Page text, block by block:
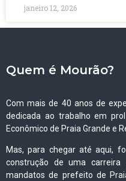
janeiro 12, 2026
Quem é Mourão?
Com mais de 40 anos de
dedicada ao trabalho em
Econômico de Praia Grande e
Mas, para chegar até aqui,
construção de uma carreira
mandatos de prefeito de